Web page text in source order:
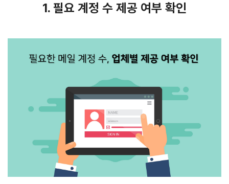
1. 필요 계정 수 제공 여부 확인